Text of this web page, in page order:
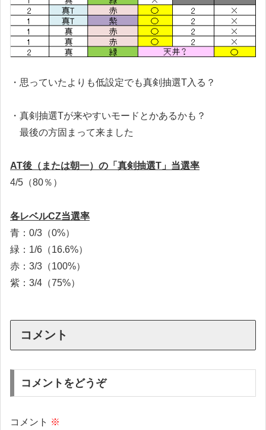
・思っていたよりも低設定でも真剣抽選T入る？
・真剣抽選Tが来やすいモードとかあるかも？
最後の方固まって来ました
AT後（または朝一）の「真剣抽選T」当選率
4/5（80％）
各レベルCZ当選率
青：0/3（0%）
緑：1/6（16.6%）
赤：3/3（100%）
紫：3/4（75%）
コメント
コメントをどうぞ
コメント ※